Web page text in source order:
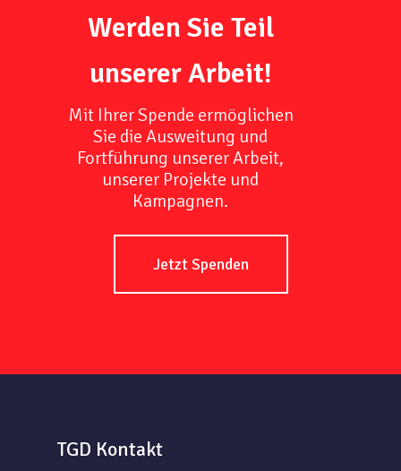
Werden Sie Teil
unserer Arbeit!
Mit Ihrer Spende ermöglichen
Sie die Ausweitung und
Fortführung unserer Arbeit,
unserer Projekte und
Kampagnen.
Jetzt Spenden
TGD Kontakt